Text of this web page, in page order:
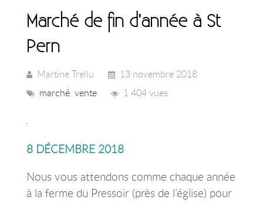
Marché de fin d’année à St
Pern
Martine Trellu
13 novembre 2018
marché, vente 1 404 vues
8 DÉCEMBRE 2018
Nous vous attendons comme chaque année
à la ferme du Pressoir (près de l’église) pour